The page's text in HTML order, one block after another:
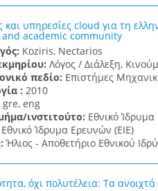
και υπηρεσίες cloud για τη
academic community
Koziris, Nectarios
Λόγος / Διάλεξη,
πεδίο: Επιστήμες
: 2010
gre, eng
ινστιτούτο: Εθνικό
Εθνικό Ίδρυμα Ερευνών (ΕΙΕ)
Ήλιος - Αποθετήριο Εθνικού
όχι πολυτέλεια: Τα